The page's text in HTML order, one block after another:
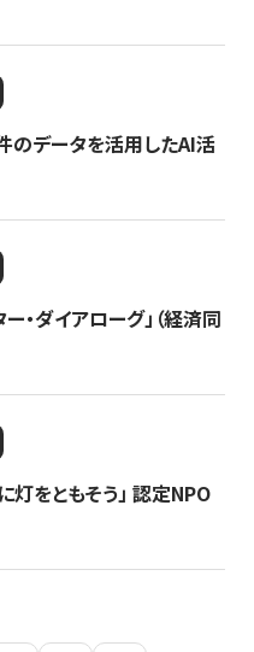
のデータを活用したAI活
・ダイアローグ」（経済同
をともそう」 認定NPO